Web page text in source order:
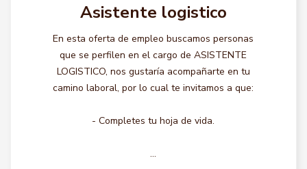
Asistente logistico
En esta oferta de empleo buscamos personas
que se perfilen en el cargo de ASISTENTE
LOGISTICO, nos gustaría acompañarte en tu
camino laboral, por lo cual te invitamos a que:
- Completes tu hoja de vida.
...